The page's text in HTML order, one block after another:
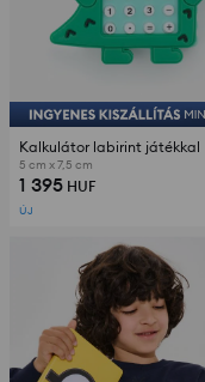
Kalkulátor labirint játékkal
5 cm x 7,5 cm
1 395 HUF
ÚJ